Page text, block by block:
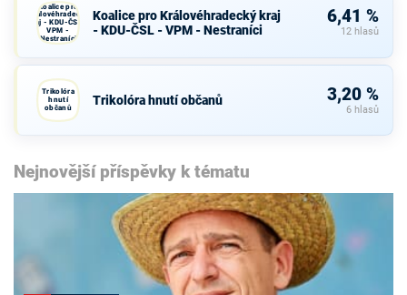
Koalice pro
Královéhradecký
kraj - KDU-ČSL -
VPM -
Nestraníci
Koalice pro Královéhradecký kraj
- KDU-ČSL - VPM - Nestraníci
6,41 %
12 hlasů
Trikolóra
hnutí
občanů
Trikolóra hnutí občanů 3,20 %
6 hlasů
Nejnovější příspěvky k tématu